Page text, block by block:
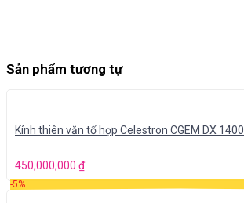
Sản phẩm tương tự
Kính thiên văn tổ hợp Celestron CGEM DX 1400
450,000,000 ₫
-5%